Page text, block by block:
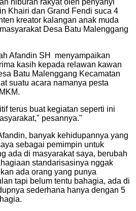
Khairi dan Grand Fendi suca 4
kreator kalangan anak muda
Desa Batu Malenggang
Afandin SH menyampaikan
kasih kepada relawan kawan
Batu Malenggang Kecamatan
suatu acara namanya pesta
terus buat kegiatan seperti ini
pesannya."
banyak kehidupannya yang
sebagai pemimpin untuk
ada di masyarakat saya, berubah
standarisasinya nggak
ada orang yang punya
tapi belum tentu bahagia, ada di
sederhana hanya dengan 5